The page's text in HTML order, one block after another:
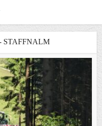
STAFFNALM